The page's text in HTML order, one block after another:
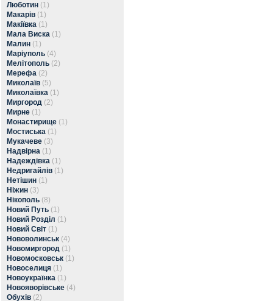
Люботин (1)
Макарів (1)
Макіївка (1)
Мала Виска (1)
Малин (1)
Маріуполь (4)
Мелітополь (2)
Мерефа (2)
Миколаїв (5)
Миколаївка (1)
Миргород (2)
Мирне (1)
Монастирище (1)
Мостиська (1)
Мукачеве (3)
Надвірна (1)
Надеждівка (1)
Недригайлів (1)
Нетішин (1)
Ніжин (3)
Нікополь (8)
Новий Путь (1)
Новий Розділ (1)
Новий Світ (1)
Нововолинськ (4)
Новомиргород (1)
Новомосковськ (1)
Новоселиця (1)
Новоукраїнка (1)
Новояворівське (4)
Обухів (2)